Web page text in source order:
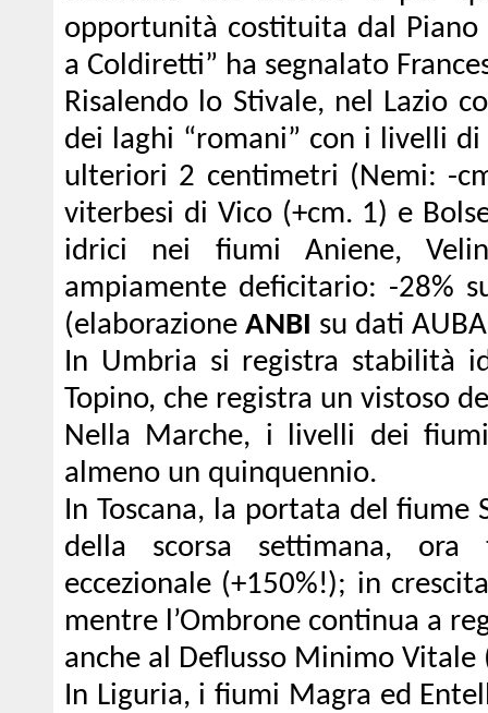
opportunità costituita dal Piano
a Coldiretti” ha segnalato
Risalendo lo Stivale, nel Lazio
dei laghi “romani” con i livelli di
ulteriori 2 centimetri (Nemi: -
viterbesi di Vico (+cm. 1) e
idrici nei fiumi Aniene,
ampiamente deficitario: -28%
(elaborazione ANBI su dati
In Umbria si registra stabilità
Topino, che registra un vistoso
Nella Marche, i livelli dei
almeno un quinquennio.
In Toscana, la portata del
della scorsa settimana, ora
eccezionale (+150%!); in
mentre l’Ombrone continua a
anche al Deflusso Minimo Vitale
In Liguria, i fiumi Magra ed